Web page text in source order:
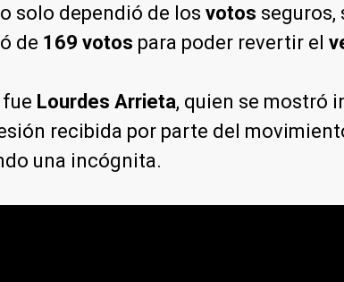
solo dependió de los votos seguros,
de 169 votos para poder revertir el
Lourdes Arrieta, quien se mostró
recibida por parte del
una incógnita.